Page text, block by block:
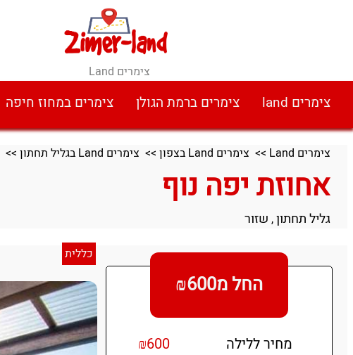
צימרים Land
צימרים land צימרים ברמת הגולן צימרים במחוז חיפה
צימרים Land >> צימרים Land בצפון >> צימרים Land בגליל תחתון >>
אחוזת יפה נוף
גליל תחתון, שזור
החל מ₪600
מחיר ללילה
₪600
כללית